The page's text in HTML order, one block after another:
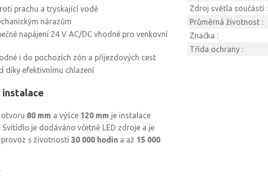
prachu a tryskající vodě
nárazům
napájení 24 V AC/DC vhodné pro venkovní
i do pochozích zón a příjezdových cest
díky efektivnímu chlazení
instalace
otvoru 80 mm a výšce 120 mm je instalace
je dodáváno včetně LED zdroje a je
s životností 30 000 hodin a až 15 000
Zdroj světla součástí :
Průměrná životnost :
Značka :
Třída ochrany :